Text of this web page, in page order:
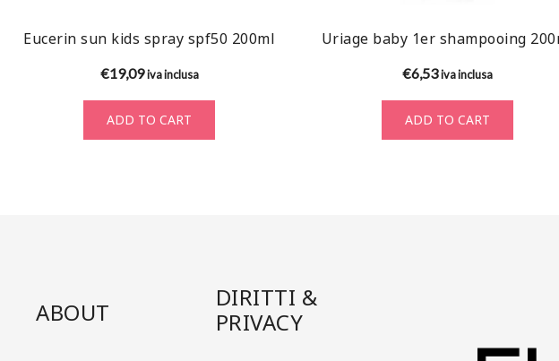
Eucerin sun kids spray spf50 200ml
€19,09 iva inclusa
ADD TO CART
Uriage baby 1er shampooing
€6,53iva inclusa
ADD TO CART
ABOUT
DIRITTI &
PRIVACY